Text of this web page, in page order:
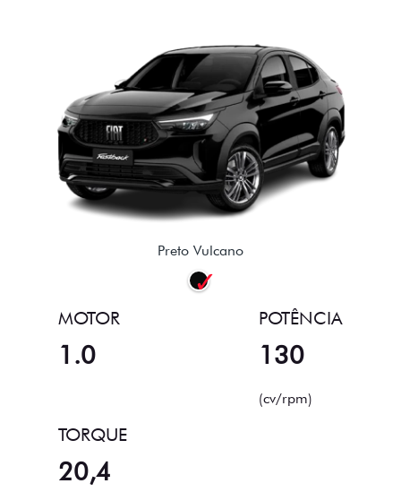
Preto Vulcano
MOTOR
1.0
POTÊNCIA
130
(cv/rpm)
TORQUE
20,4